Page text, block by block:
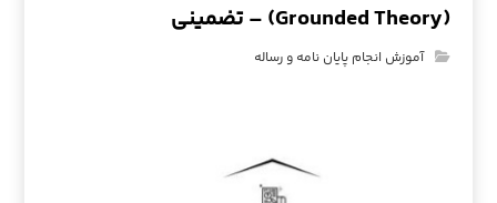
(Grounded Theory) – تضمینی
آموزش انجام پایان نامه و رساله